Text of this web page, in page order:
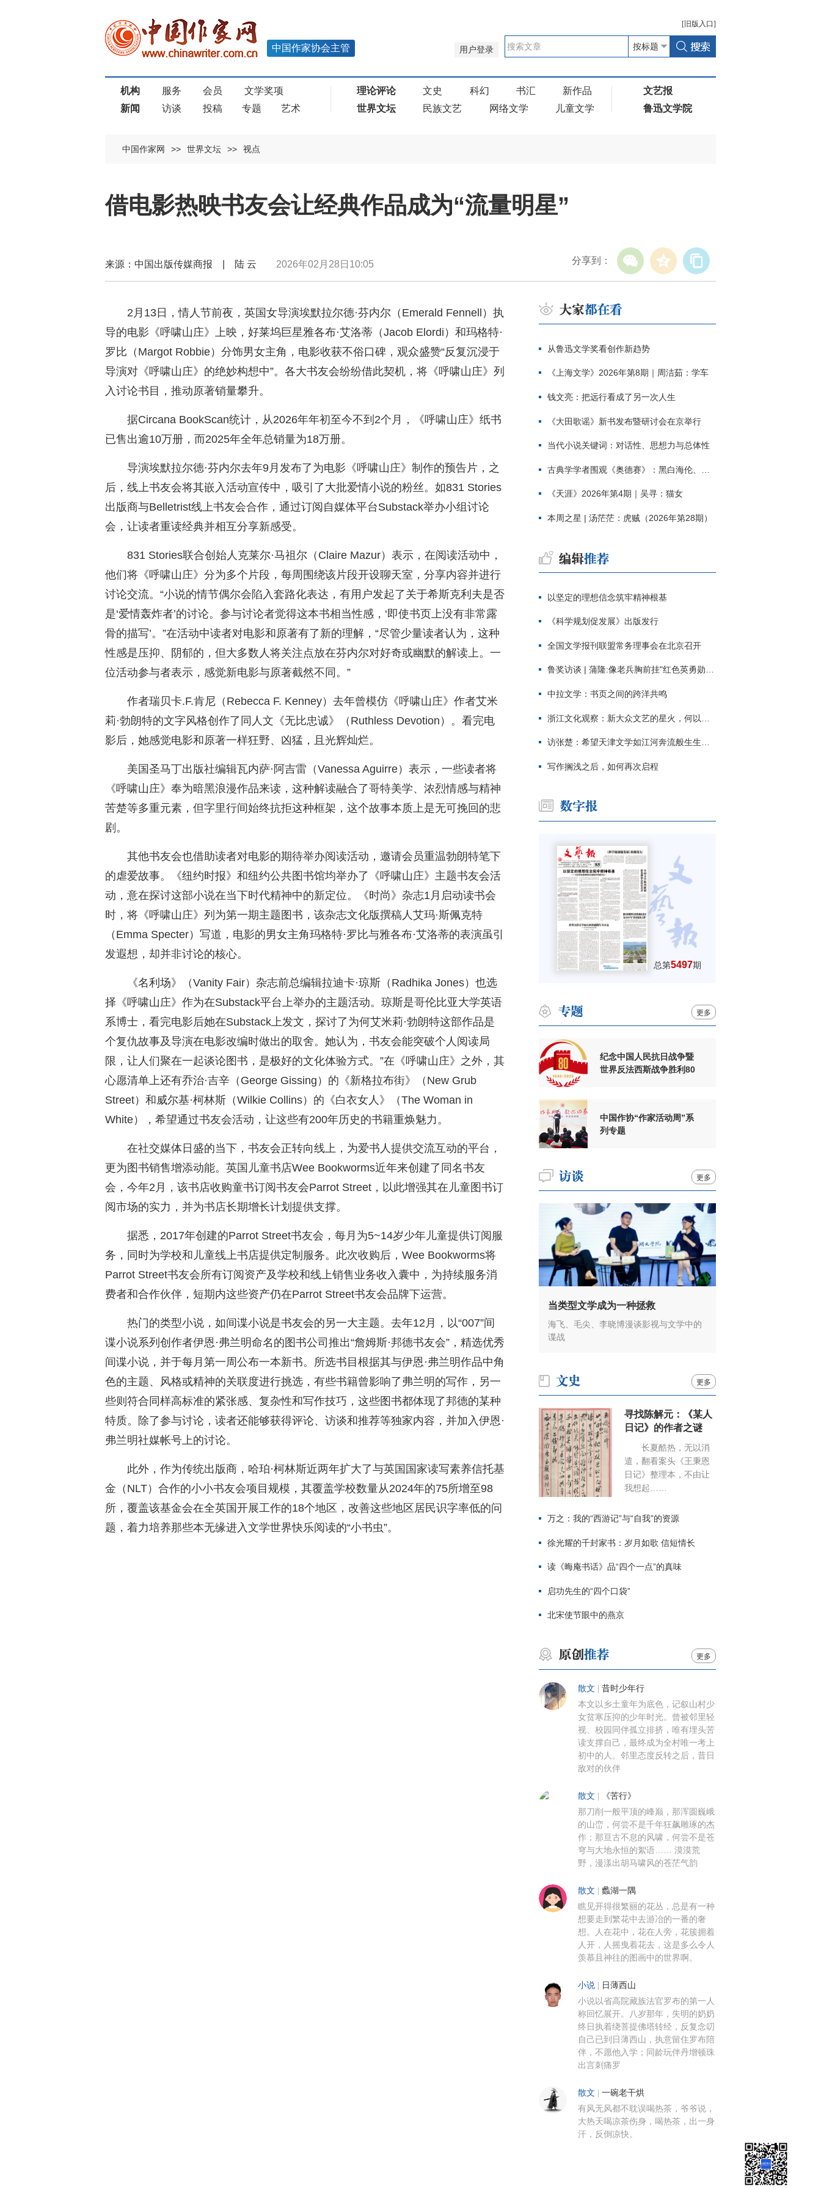
[ 旧版 入口]
用户登录
中国作家协会主管
机构 服务 会员
文学奖项
新闻
访谈 投稿 专题 艺术
理论评论 文史 科幻 书汇
新作品
世界文坛
民族文艺 网络文学 儿童文学
文艺报
鲁迅文学院
中国作家网 >> 世界文坛 >> 视点
借电影热映书友会让经典作品成为“流量明星”
分享到：
来源：中国出版传媒商报 | 陆 云 2026年02月28日10:05
2月13日，情人节前夜，英国女导演埃默拉尔德·芬内尔（Emerald Fennell）执
导的电影《呼啸山庄》上映，好莱坞巨星雅各布·艾洛蒂（Jacob Elordi）和玛格特·
罗比（Margot Robbie）分饰男女主角，电影收获不俗口碑，观众盛赞“反复沉浸于
导演对《呼啸山庄》的绝妙构想中”。各大书友会纷纷借此契机，将《呼啸山庄》列
入讨论书目，推动原著销量攀升。
据Circana BookScan统计，从2026年年初至今不到2个月，《呼啸山庄》纸书
已售出逾10万册，而2025年全年总销量为18万册。
导演埃默拉尔德·芬内尔去年9月发布了为电影《呼啸山庄》制作的预告片，之
后，线上书友会将其嵌入活动宣传中，吸引了大批爱情小说的粉丝。如831 Stories
出版商与Belletrist线上书友会合作，通过订阅自媒体平台Substack举办小组讨论
会，让读者重读经典并相互分享新感受。
831 Stories联合创始人克莱尔·马祖尔（Claire Mazur）表示，在阅读活动中，
他们将《呼啸山庄》分为多个片段，每周围绕该片段开设聊天室，分享内容并进行
讨论交流。“小说的情节偶尔会陷入套路化表达，有用户发起了关于希斯克利夫是否
是‘爱情轰炸者’的讨论。参与讨论者觉得这本书相当性感，‘即使书页上没有非常露
骨的描写’。”在活动中读者对电影和原著有了新的理解，“尽管少量读者认为，这种
性感是压抑、阴郁的，但大多数人将关注点放在芬内尔对好奇或幽默的解读上。一
位活动参与者表示，感觉新电影与原著截然不同。”
作者瑞贝卡.F.肯尼（Rebecca F. Kenney）去年曾模仿《呼啸山庄》作者艾米
莉·勃朗特的文字风格创作了同人文《无比忠诚》（Ruthless Devotion）。看完电
影后，她感觉电影和原著一样狂野、凶猛，且光辉灿烂。
美国圣马丁出版社编辑瓦内萨·阿吉雷（Vanessa Aguirre）表示，一些读者将
《呼啸山庄》奉为暗黑浪漫作品来读，这种解读融合了哥特美学、浓烈情感与精神
苦楚等多重元素，但字里行间始终抗拒这种框架，这个故事本质上是无可挽回的悲
剧。
其他书友会也借助读者对电影的期待举办阅读活动，邀请会员重温勃朗特笔下
的虐爱故事。《纽约时报》和纽约公共图书馆均举办了《呼啸山庄》主题书友会活
动，意在探讨这部小说在当下时代精神中的新定位。《时尚》杂志1月启动读书会
时，将《呼啸山庄》列为第一期主题图书，该杂志文化版撰稿人艾玛·斯佩克特
（Emma Specter）写道，电影的男女主角玛格特·罗比与雅各布·艾洛蒂的表演虽引
发遐想，却并非讨论的核心。
《名利场》（Vanity Fair）杂志前总编辑拉迪卡·琼斯（Radhika Jones）也选
择《呼啸山庄》作为在Substack平台上举办的主题活动。琼斯是哥伦比亚大学英语
系博士，看完电影后她在Substack上发文，探讨了为何艾米莉·勃朗特这部作品是
个复仇故事及导演在电影改编时做出的取舍。她认为，书友会能突破个人阅读局
限，让人们聚在一起谈论图书，是极好的文化体验方式。”在《呼啸山庄》之外，其
心愿清单上还有乔治·吉辛（George Gissing）的《新格拉布街》（New Grub
Street）和威尔基·柯林斯（Wilkie Collins）的《白衣女人》（The Woman in
White），希望通过书友会活动，让这些有200年历史的书籍重焕魅力。
在社交媒体日盛的当下，书友会正转向线上，为爱书人提供交流互动的平台，
更为图书销售增添动能。英国儿童书店Wee Bookworms近年来创建了同名书友
会，今年2月，该书店收购童书订阅书友会Parrot Street，以此增强其在儿童图书订
阅市场的实力，并为书店长期增长计划提供支撑。
据悉，2017年创建的Parrot Street书友会，每月为5~14岁少年儿童提供订阅服
务，同时为学校和儿童线上书店提供定制服务。此次收购后，Wee Bookworms将
Parrot Street书友会所有订阅资产及学校和线上销售业务收入囊中，为持续服务消
费者和合作伙伴，短期内这些资产仍在Parrot Street书友会品牌下运营。
热门的类型小说，如间谍小说是书友会的另一大主题。去年12月，以“007”间
谍小说系列创作者伊恩·弗兰明命名的图书公司推出“詹姆斯·邦德书友会”，精选优秀
间谍小说，并于每月第一周公布一本新书。所选书目根据其与伊恩·弗兰明作品中角
色的主题、风格或精神的关联度进行挑选，有些书籍曾影响了弗兰明的写作，另一
些则符合同样高标准的紧张感、复杂性和写作技巧，这些图书都体现了邦德的某种
特质。除了参与讨论，读者还能够获得评论、访谈和推荐等独家内容，并加入伊恩·
弗兰明社媒帐号上的讨论。
此外，作为传统出版商，哈珀·柯林斯近两年扩大了与英国国家读写素养信托基
金（NLT）合作的小小书友会项目规模，其覆盖学校数量从2024年的75所增至98
所，覆盖该基金会在全英国开展工作的18个地区，改善这些地区居民识字率低的问
题，着力培养那些本无缘进入文学世界快乐阅读的“小书虫”。
从鲁迅文学奖看创作新趋势
《上海文学》2026年第8期｜周洁茹：学车
钱文亮：把远行看成了另一次人生
《大田歌谣》新书发布暨研讨会在京举行
当代小说关键词：对话性、思想力与总体性
古典学学者围观《奥德赛》：黑白海伦、佩涅罗佩的别针与神秘入侵者
《天涯》2026年第4期｜吴寻：猫女
本周之星 | 汤茫茫：虎贼（2026年第28期）
以坚定的理想信念筑牢精神根基
《科学规划促发展》出版发行
全国文学报刊联盟常务理事会在北京召开
鲁奖访谈 | 蒲隆:像老兵胸前挂"红色英勇勋章"
中拉文学：书页之间的跨洋共鸣
浙江文化观察：新大众文艺的星火，何以燎原？
访张楚：希望天津文学如江河奔流般生生不息
写作搁浅之后，如何再次启程
总第5497期
更多
纪念中国人民抗日战争暨
世界反法西斯战争胜利80
中国作协“作家活动周”系
列专题
更多
当类型文学成为一种拯救
海飞、毛尖、李晓博漫谈影视与文学中的
谍战
更多
寻找陈解元：《某人
日记》的作者之谜
长夏酷热，无以消
遣，翻看案头《王秉恩
日记》整理本，不由让
我想起……
万之：我的“西游记”与“自我”的资源
徐光耀的千封家书：岁月如歌 信短情长
读《晦庵书话》品“四个一点”的真味
启功先生的“四个口袋”
北宋使节眼中的燕京
更多
散文 昔时少年行
本文以乡土童年为底色，记叙山村少
女贫寒压抑的少年时光。曾被邻里轻
视、校园同伴孤立排挤，唯有埋头苦
读支撑自己，最终成为全村唯一考上
初中的人。邻里态度反转之后，昔日
敌对的伙伴
散文 《苦行》
那刀削一般平顶的峰巅，那浑圆巍峨
的山峦，何尝不是千年狂飙雕琢的杰
作；那亘古不息的风啸，何尝不是苍
穹与大地永恒的絮语…… 漠漠荒
野，漫漾出胡马啸风的苍茫气韵
散文 蠡湖一隅
瞧见开得很繁丽的花丛，总是有一种
想要走到繁花中去游冶的一番的奢
想。人在花中，花在人旁，花簇拥着
人开，人摇曳着花去，这是多么令人
羡慕且神往的图画中的世界啊。
小说 日薄西山
小说以省高院藏族法官罗布的第一人
称回忆展开。八岁那年，失明的奶奶
终日执着绕菩提佛塔转经，反复念叨
自己已到日薄西山，执意留住罗布陪
伴，不愿他入学；同龄玩伴丹增顿珠
出言刺痛罗
散文 一碗老干烘
有风无风都不耽误喝热茶，爷爷说，
大热天喝凉茶伤身，喝热茶，出一身
汗，反倒凉快。